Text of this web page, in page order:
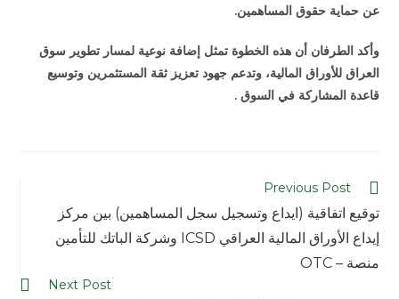
عن حماية حقوق المساهمين.
وأكد الطرفان أن هذه الخطوة تمثل إضافة نوعية لمسار تطوير سوق
العراق للأوراق المالية، وتدعم جهود تعزيز ثقة المستثمرين وتوسيع
قاعدة المشاركة في السوق .
Previous Post
توقيع اتفاقية (ايداع وتسجيل سجل المساهمين) بين مركز
إيداع الأوراق المالية العراقي ICSD وشركة الباتك للتأمين
منصة – OTC
Next Post